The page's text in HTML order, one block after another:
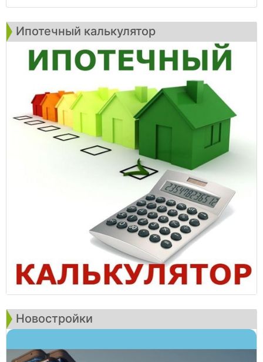
Ипотечный калькулятор
Новостройки